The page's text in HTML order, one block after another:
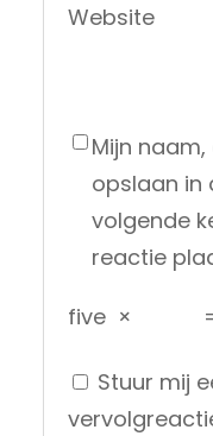
Website
Mijn
opslaan in
volgende
reactie
five ×
Stuur mij